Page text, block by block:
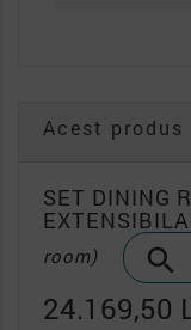
Acest
SET DINING
room)

24.169,50